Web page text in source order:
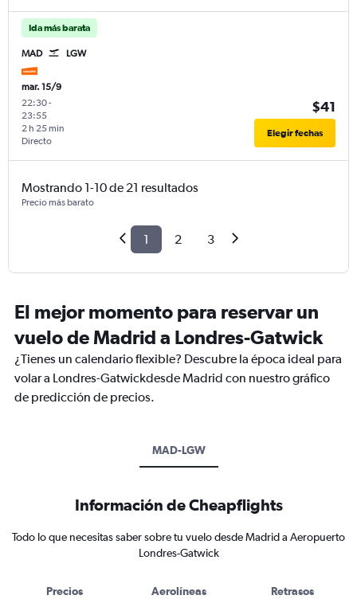
Ida más barata
MAD LGW
mar. 15/9
22:30-
23:55
Directo
2 h 25 min
$41
Elegir fechas
Mostrando 1-10 de 21 resultados
Precio más barato
1 2 3
El mejor momento para reservar un
vuelo de Madrid a Londres-Gatwick
¿Tienes un calendario flexible? Descubre la época ideal para
volar a Londres-Gatwickdesde Madrid con nuestro gráfico
de predicción de precios.
MAD-LGW
Información de Cheapflights
Todo lo que necesitas saber sobre tu vuelo desde Madrid a Aeropuerto
Londres-Gatwick
Precios Aerolíneas Retrasos